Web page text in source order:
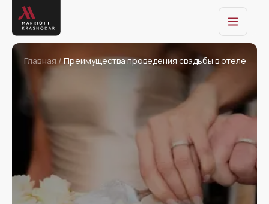
Главная /Преимущества проведения свадьбы в отеле